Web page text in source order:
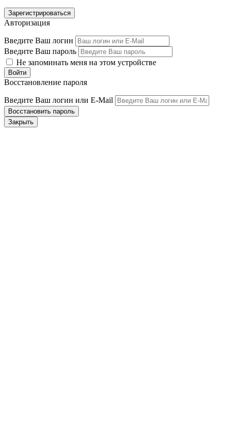
Авторизация
Введите Ваш логин
Введите Ваш пароль
Не запоминать меня на этом устройстве
Восстановление пароля
Введите Ваш логин или E-Mail
Закрыть